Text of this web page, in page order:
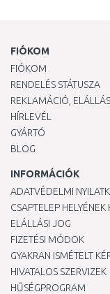
FIÓKOM
FIÓKOM
RENDELÉS STÁTUSZA
REKLAMÁCIÓ,
HÍRLEVÉL
GYÁRTÓ
BLOG
INFORMÁCIÓK
ADATVÉDELMI
CSAPTELEP HELYÉNEK
ELÁLLÁSI JOG
FIZETÉSI MÓDOK
GYAKRAN ISMÉTELT
HIVATALOS SZERVIZEK
HŰSÉGPROGRAM